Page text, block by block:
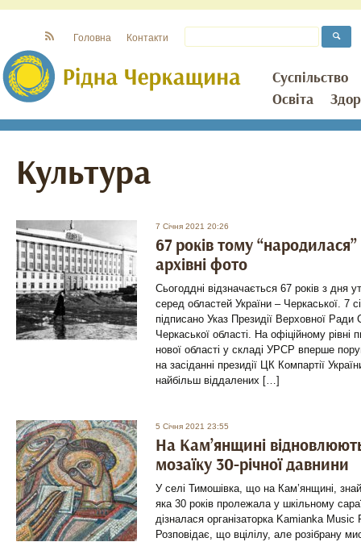
Суспільство
Освіта
Головна Контакти
Культура
7 Січня 2021 20:26
67 років тому
архівні фото
Сьогоддні відзначається 67 років з дня
серед областей України – Черкаської. 7
підписано Указ Президії Верховної
Черкаської області. На офіційному
нової області у складі УРСР вперше
на засіданні президії ЦК Компартії
найбільш віддалених […]
5 Січня 2021 23:55
На Кам’янщині
мозаїку 30-річної давнини
У селі Тимошівка, що на Кам’янщині,
яка 30 років пролежала у шкільному
дізналася організаторка Kamianka Music
Розповідає, що вцілілу, але розібрану